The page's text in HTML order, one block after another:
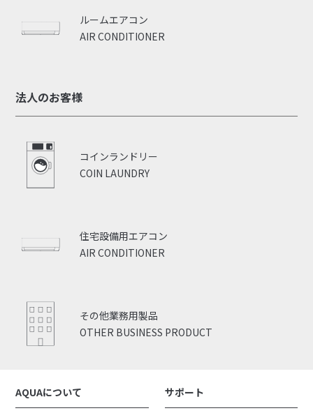
AIR CONDITIONER
ルームエアコン
法人のお客様
COIN LAUNDRY
コインランドリー
AIR CONDITIONER
住宅設備用エアコン
OTHER BUSINESS PRODUCT
その他業務用製品
AQUAについて サポート